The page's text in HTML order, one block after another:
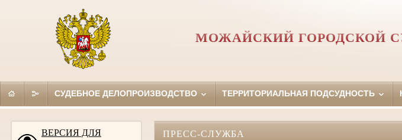
МОЖАЙСКИЙ ГОРОДСКОЙ
СУДЕБНОЕ ДЕЛОПРОИЗВОДСТВО ТЕРРИТОРИАЛЬНАЯ ПОДСУДНОСТЬ
ВЕРСИЯ ДЛЯ
ПРЕСС-СЛУЖБА